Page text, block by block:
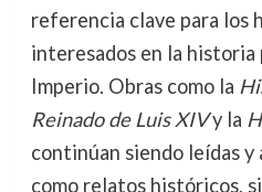
referencia clave para los
interesados en la
Imperio. Obras como la
Reinado de Luis XIVy la
continúan siendo leídas y
como relatos históricos,